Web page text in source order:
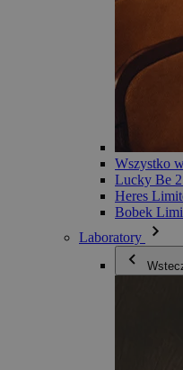
Wszystko
Lucky Be
Heres
Bobek
Laboratory